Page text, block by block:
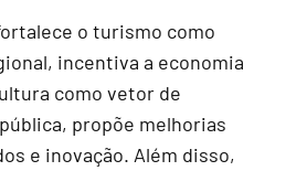
o turismo como
incentiva a economia
como vetor de
propõe melhorias
e inovação. Além disso,